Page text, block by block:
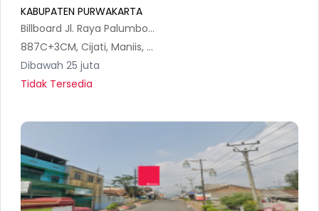
KABUPATEN PURWAKARTA
Billboard Jl. Raya Palumbon, Cijati, Kec. Maniis, Kabupaten Purwakarta
887C+3CM, Cijati, Maniis, Purwakarta Regency, West Java, Indonesia
Dibawah 25 juta
Tidak Tersedia